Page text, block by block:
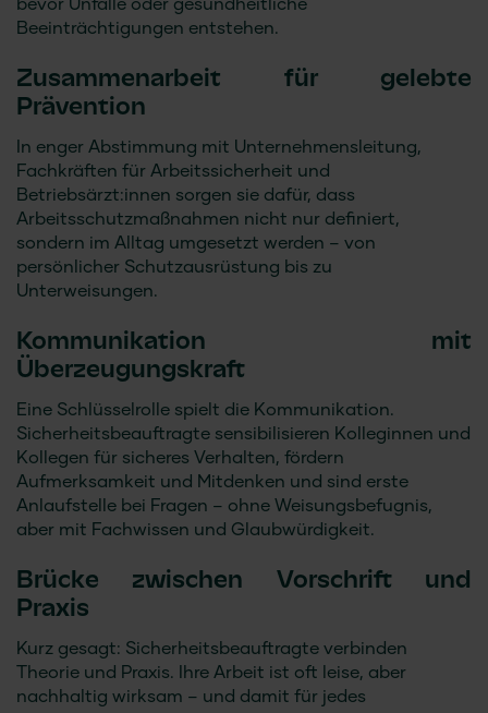
bevor Unfälle oder gesundheitliche
Beeinträchtigungen entstehen.
Zusammenarbeit für gelebte
Prävention
In enger Abstimmung mit Unternehmensleitung,
Fachkräften für Arbeitssicherheit und
Betriebsärzt:innen sorgen sie dafür, dass
Arbeitsschutzmaßnahmen nicht nur definiert,
sondern im Alltag umgesetzt werden – von
persönlicher Schutzausrüstung bis zu
Unterweisungen.
Kommunikation mit
Überzeugungskraft
Eine Schlüsselrolle spielt die Kommunikation.
Sicherheitsbeauftragte sensibilisieren Kolleginnen und
Kollegen für sicheres Verhalten, fördern
Aufmerksamkeit und Mitdenken und sind erste
Anlaufstelle bei Fragen – ohne Weisungsbefugnis,
aber mit Fachwissen und Glaubwürdigkeit.
Brücke zwischen Vorschrift und
Praxis
Kurz gesagt: Sicherheitsbeauftragte verbinden
Theorie und Praxis. Ihre Arbeit ist oft leise, aber
nachhaltig wirksam – und damit für jedes